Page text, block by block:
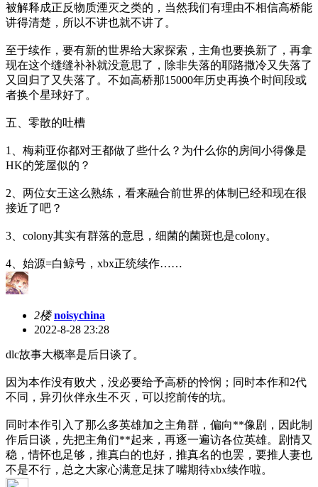
被解释成正反物质湮灭之类的，当然我们有理由不相信高桥能
讲得清楚，所以不讲也就不讲了。
至于续作，要有新的世界给大家探索，主角也要换新了，再拿
现在这个缝缝补补就没意思了，除非失落的耶路撒冷又失落了
又回归了又失落了。不如高桥那15000年历史再换个时间段或
者换个星球好了。
五、零散的吐槽
1、梅莉亚你都对王都做了些什么？为什么你的房间小得像是
HK的笼屋似的？
2、两位女王这么熟练，看来融合前世界的体制已经和现在很
接近了吧？
3、colony其实有群落的意思，细菌的菌斑也是colony。
4、始源=白鲸号，xbx正统续作……
2楼 noisychina
2022-8-28 23:28
dlc故事大概率是后日谈了。
因为本作没有败犬，没必要给予高桥的怜悯；同时本作和2代
不同，异刃伙伴永生不灭，可以挖前传的坑。
同时本作引入了那么多英雄加之主角群，偏向**像剧，因此制
作后日谈，先把主角们**起来，再逐一遍访各位英雄。剧情又
稳，情怀也足够，推真白的也好，推真名的也罢，要推人妻也
不是不行，总之大家心满意足抹了嘴期待xbx续作啦。